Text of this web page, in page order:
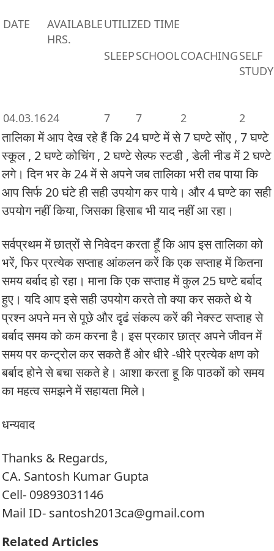
DATE
AVAILABLE
HRS.
UTILIZED TIME
SLEEPSCHOOLCOACHINGSELF
STUDY
04.03.1624 7 7 2 2
तालिका में आप देख रहे हैं कि 24 घण्टे में से 7 घण्टे सोंए , 7 घण्टे
स्कूल , 2 घण्टे कोचिंग , 2 घण्टे सेल्फ स्टडी , डेली नीड में 2 घण्टे
लगे। दिन भर के 24 में से अपने जब तालिका भरी तब पाया कि
आप सिर्फ 20 घंटे ही सही उपयोग कर पाये। और 4 घण्टे का सही
उपयोग नहीं किया, जिसका हिसाब भी याद नहीं आ रहा।
सर्वप्रथम में छात्रों से निवेदन करता हूँ कि आप इस तालिका को
भरें, फिर प्रत्येक सप्ताह आंकलन करें कि एक सप्ताह में कितना
समय बर्बाद हो रहा। माना कि एक सप्ताह में कुल 25 घण्टे बर्बाद
हुए। यदि आप इसे सही उपयोग करते तो क्या कर सकते थे ये
प्रश्न अपने मन से पूछे और दृढं संकल्प करें की नेक्स्ट सप्ताह से
बर्बाद समय को कम करना है। इस प्रकार छात्र अपने जीवन में
समय पर कन्ट्रोल कर सकते हैं ओर धीरे -धीरे प्रत्येक क्षण को
बर्बाद होने से बचा सकते हे। आशा करता हू कि पाठकों को समय
का महत्व समझने में सहायता मिले।
धन्यवाद
Thanks & Regards,
CA. Santosh Kumar Gupta
Cell- 09893031146
Mail ID- santosh2013ca@gmail.com
Related Articles